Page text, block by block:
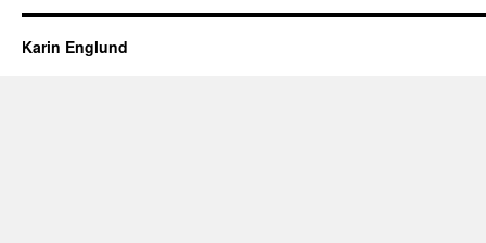
Karin Englund